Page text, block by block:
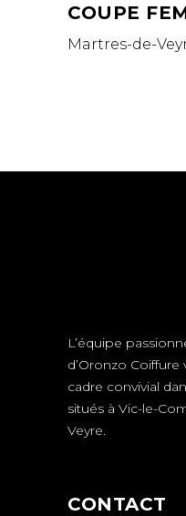
COUPE
Martres-de-
L’équipe
d’Oronzo
cadre convivial
situés à Vic-le-
Veyre.
CONTACT